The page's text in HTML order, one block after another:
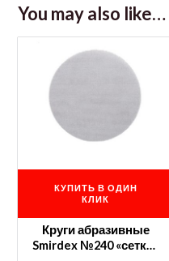
You may also like…
КУПИТЬ В ОДИН
КЛИК
Круги абразивные
Smirdex №240 «сетка»